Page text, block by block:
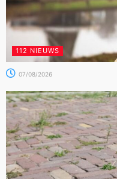
112 NIEUWS
07/08/2026